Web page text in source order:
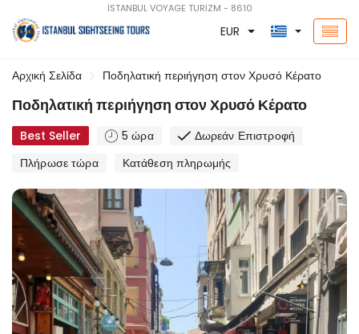
İSTANBUL VOYAGE TURİZM - 8610
EUR
Αρχική Σελίδα Ποδηλατική περιήγηση στον Χρυσό Κέρατο
Ποδηλατική περιήγηση στον Χρυσό Κέρατο
Best Seller 5 ώρα
Δωρεάν Επιστροφή
Πλήρωσε τώρα
Κατάθεση πληρωμής